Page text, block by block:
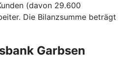
(davon 29.600
Die Bilanzsumme beträgt
Garbsen